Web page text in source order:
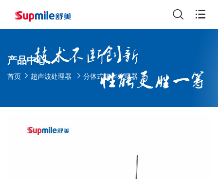
产品中心
首页 超声波处理器 分体式超声处理器